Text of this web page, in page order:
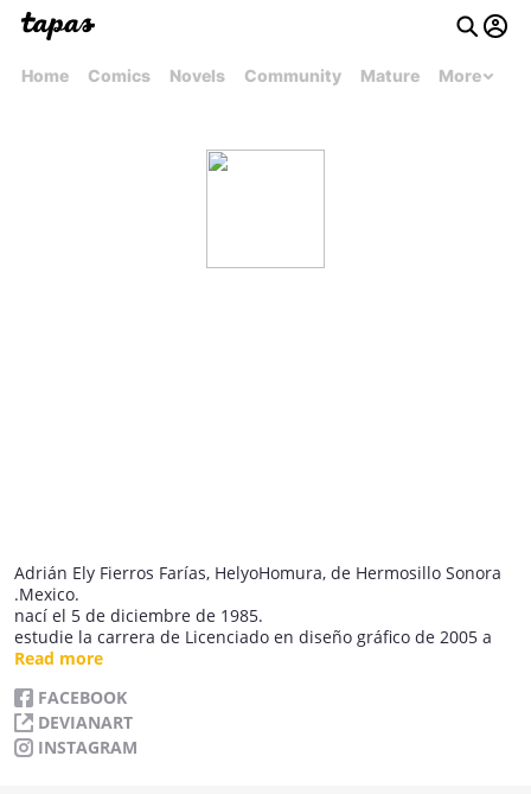
Home Comics Novels Community Mature More
Adrián Ely Fierros Farías, HelyoHomura, de Hermosillo Sonora
.Mexico.
nací el 5 de diciembre de 1985.
estudie la carrera de Licenciado en diseño gráfico de 2005 a
2010
actualmente realizando un web comic “TornGloves” para
mostrar mi trabajo como diseñador / ilustrador , además de
ser mi trabajo de titulación ,actualmente aun continuo
Read more
FACEBOOK
DEVIANART
INSTAGRAM